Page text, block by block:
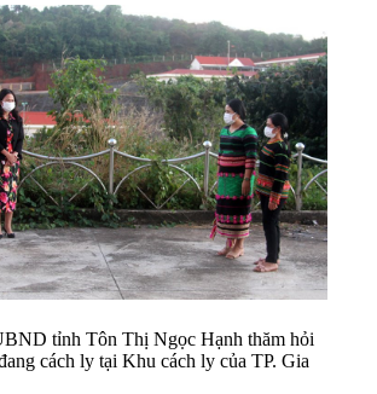
tỉnh Tôn Thị Ngọc Hạnh thăm hỏi
cách ly tại Khu cách ly của TP. Gia